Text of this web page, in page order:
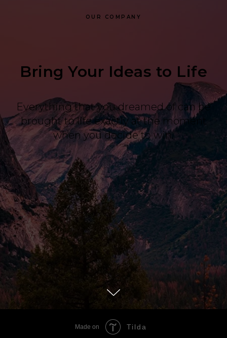
OUR COMPANY
Bring Your Ideas to Life
Everything that you dreamed of can be
brought to life exactly at the moment
when you decide to win.
Made on Tilda